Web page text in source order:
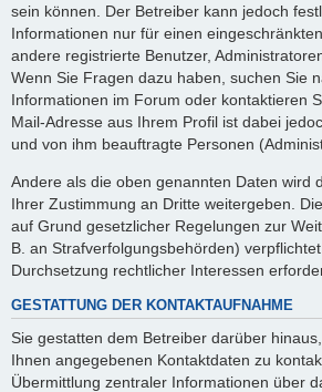
sein können. Der Betreiber kann jedoch
Informationen nur für einen
andere registrierte Benutzer,
Wenn Sie Fragen dazu haben, suchen Sie
Informationen im Forum oder kontaktieren
Mail-Adresse aus Ihrem Profil ist dabei
und von ihm beauftragte Personen
Andere als die oben genannten Daten wird
Ihrer Zustimmung an Dritte weitergeben.
auf Grund gesetzlicher Regelungen zur
B. an Strafverfolgungsbehörden)
Durchsetzung rechtlicher Interessen
GESTATTUNG DER KONTAKTAUFNAHME
Sie gestatten dem Betreiber darüber
Ihnen angegebenen Kontaktdaten zu
Übermittlung zentraler Informationen über